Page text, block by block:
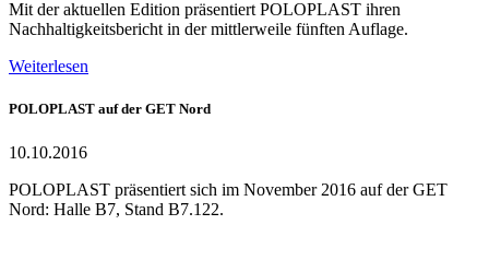
Mit der aktuellen Edition präsentiert POLOPLAST ihren
Nachhaltigkeitsbericht in der mittlerweile fünften Auflage.
Weiterlesen
POLOPLAST auf der GET Nord
10.10.2016
POLOPLAST präsentiert sich im November 2016 auf der GET
Nord: Halle B7, Stand B7.122.